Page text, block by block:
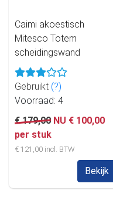
Caimi akoestisch
Mitesco Totem
scheidingswand
Gebruikt (?)
Voorraad: 4
€ 179,00 NU € 100,00
per stuk
€ 121,00 incl. BTW
Bekijk